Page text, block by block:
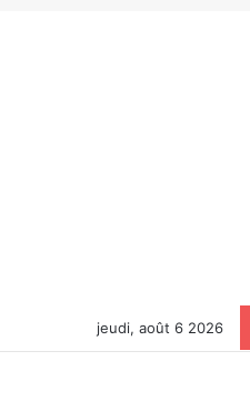
jeudi, août 6 2026